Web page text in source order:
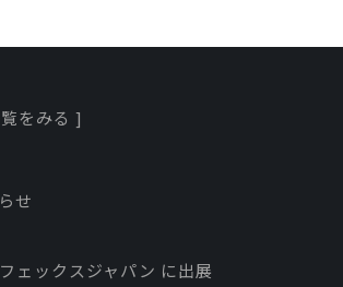
をみる ]
せ
ェックスジャパン に出展